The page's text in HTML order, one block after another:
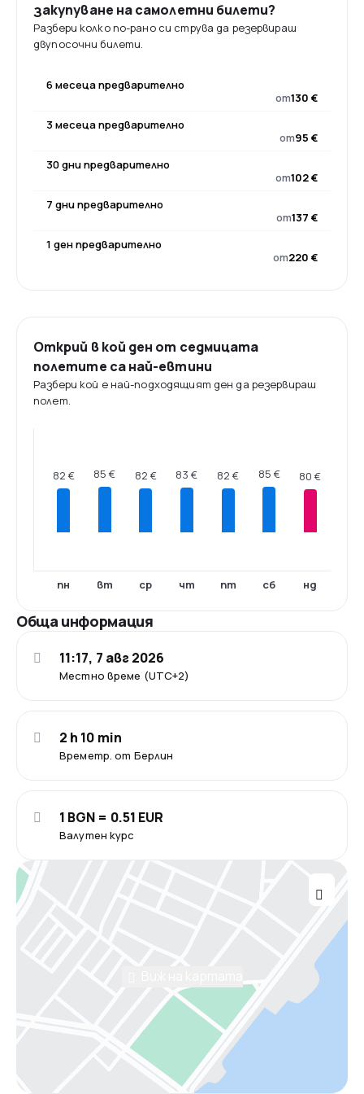
закупуване на самолетни билети?
Разбери колко по-рано си струва да резервираш
двупосочни билети.
6 месеца предварително
от130 €
3 месеца предварително
от95 €
30 дни предварително
от102 €
7 дни предварително
от137 €
1 ден предварително
от220 €
Открий в кой ден от седмицата
полетите са най-евтини
Разбери кой е най-подходящият ден да резервираш
полет.
82 €
пн
85 €
вт
82 €
ср
83 €
чт
82 €
пт
85 €
сб
80 €
нд
Обща информация
Местно време (UTC+2)
11:17, 7 авг 2026
Времетр. от Берлин
2 h 10 min
Валутен курс
1 BGN = 0.51 EUR